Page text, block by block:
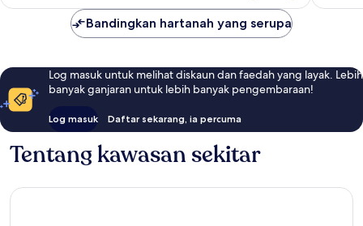
Bandingkan hartanah yang serupa
Log masuk untuk melihat diskaun dan faedah yang layak. Lebih
banyak ganjaran untuk lebih banyak pengembaraan!
Log masuk Daftar sekarang, ia percuma
Tentang kawasan sekitar